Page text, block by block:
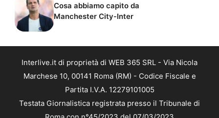
Cosa abbiamo capito da
Manchester City-Inter
Interlive.it di proprietà di WEB 365 SRL - Via Nicola
Marchese 10, 00141 Roma (RM) - Codice Fiscale e
Partita I.V.A. 12279101005
Testata Giornalistica registrata presso il Tribunale di